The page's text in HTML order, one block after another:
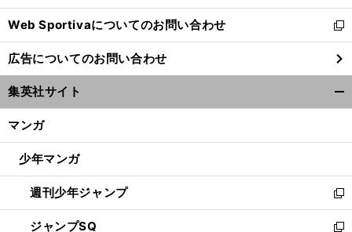
開
く
Web Sportivaについてのお問い合わせ
新
し
い
ウ
ィ
ン
ウ
開
く
広告についてのお問い合わせ
集英社サイト
マンガ
少年マンガ
週刊少年ジャンプ
新
し
い
ジャンプSQ